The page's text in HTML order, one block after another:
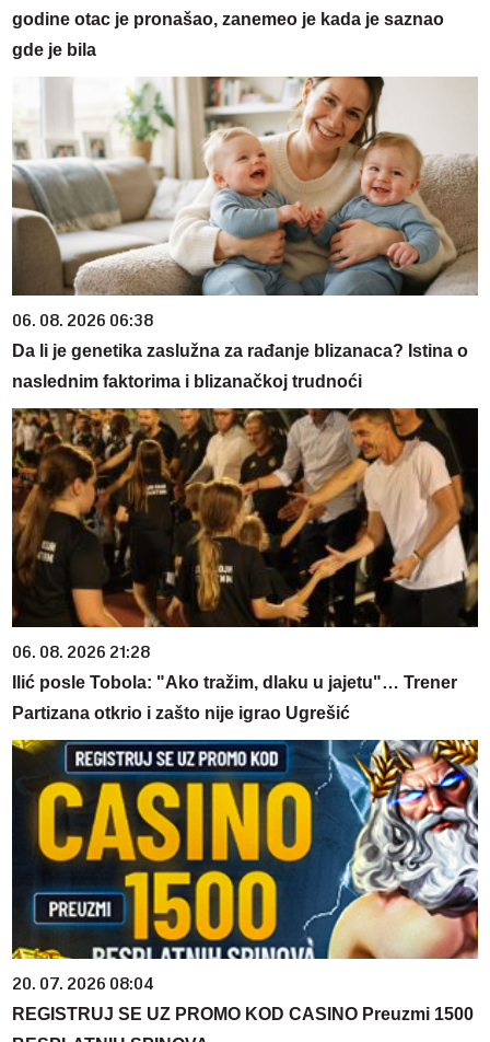
godine otac je pronašao, zanemeo je kada je saznao
gde je bila
06. 08. 2026 06:38
Da li je genetika zaslužna za rađanje blizanaca? Istina o
naslednim faktorima i blizanačkoj trudnoći
06. 08. 2026 21:28
Ilić posle Tobola: "Ako tražim, dlaku u jajetu"… Trener
Partizana otkrio i zašto nije igrao Ugrešić
20. 07. 2026 08:04
REGISTRUJ SE UZ PROMO KOD CASINO Preuzmi 1500